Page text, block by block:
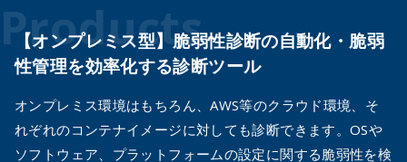
メールマガ
公式SNS
Products
【オンプレミス型】脆弱性診断の自動化・脆弱
性管理を効率化する診断ツール
オンプレミス環境はもちろん、AWS等のクラウド環境、そ
れぞれのコンテナイメージに対しても診断できます。OSや
ソフトウェア、プラットフォームの設定に関する脆弱性を検